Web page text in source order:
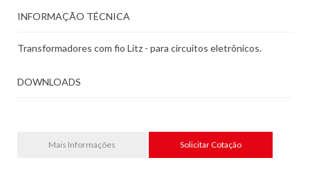
INFORMAÇÃO TÉCNICA
Transformadores com fio Litz - para circuitos eletrônicos.
DOWNLOADS
Mais Informações Solicitar Cotação